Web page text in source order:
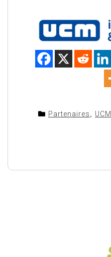
Partenaires UCM